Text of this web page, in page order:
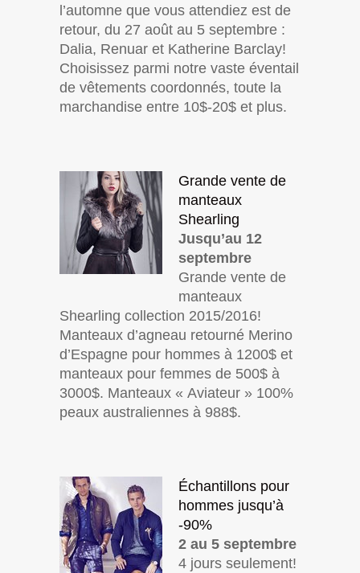
l’automne que vous attendiez est de
retour, du 27 août au 5 septembre :
Dalia, Renuar et Katherine Barclay!
Choisissez parmi notre vaste éventail
de vêtements coordonnés, toute la
marchandise entre 10$-20$ et plus.
Grande vente de
manteaux
Shearling
Jusqu’au 12
septembre
Grande vente de
manteaux
Shearling collection 2015/2016!
Manteaux d’agneau retourné Merino
d’Espagne pour hommes à 1200$ et
manteaux pour femmes de 500$ à
3000$. Manteaux « Aviateur » 100%
peaux australiennes à 988$.
Échantillons pour
hommes jusqu’à
-90%
2 au 5 septembre
4 jours seulement!